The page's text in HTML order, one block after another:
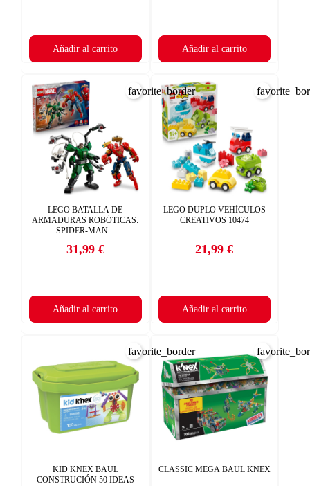
Añadir al carrito Añadir al carrito
LEGO BATALLA DE
ARMADURAS ROBÓTICAS:
SPIDER-MAN...
Precio
31,99 €
Añadir al carrito
favorite_border
LEGO DUPLO VEHÍCULOS
CREATIVOS 10474
Precio
21,99 €
Añadir al carrito
KID KNEX BAÚL
CONSTRUCIÓN 50 IDEAS
favorite_border
CLASSIC MEGA BAUL KNEX